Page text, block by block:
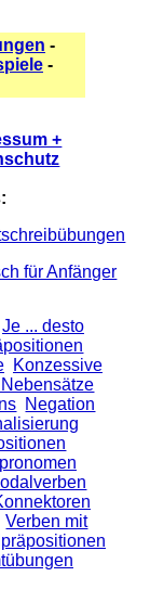
-
-
+
für Anfänger
Je ... desto
Konzessive
Negation
Verben mit